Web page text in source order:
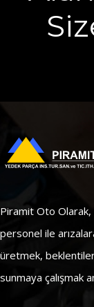
Piramit Oto
personel ile
üretmek,
sunmaya çalışmak